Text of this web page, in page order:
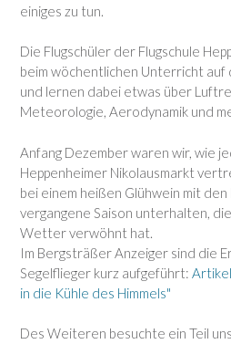
einiges zu tun.
Die Flugschüler der Flugschule
beim wöchentlichen Unterricht
und lernen dabei etwas über
Meteorologie, Aerodynamik und
Anfang Dezember waren wir, wie
Heppenheimer Nikolausmarkt
bei einem heißen Glühwein mit
vergangene Saison unterhalten,
Wetter verwöhnt hat.
Im Bergsträßer Anzeiger sind die
Segelflieger kurz aufgeführt:
in die Kühle des Himmels"
Des Weiteren besuchte ein Teil